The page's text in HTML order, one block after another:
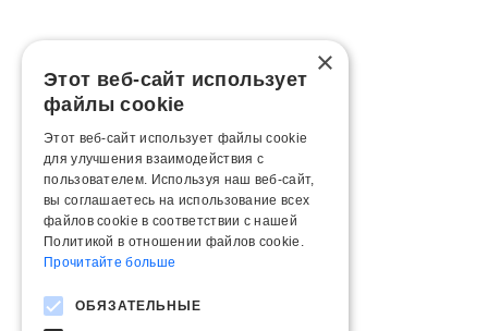
×
Этот веб-сайт использует
файлы cookie
Этот веб-сайт использует файлы cookie
для улучшения взаимодействия с
пользователем. Используя наш веб-сайт,
вы соглашаетесь на использование всех
файлов cookie в соответствии с нашей
Политикой в ​​отношении файлов cookie.
Прочитайте больше
ОБЯЗАТЕЛЬНЫЕ